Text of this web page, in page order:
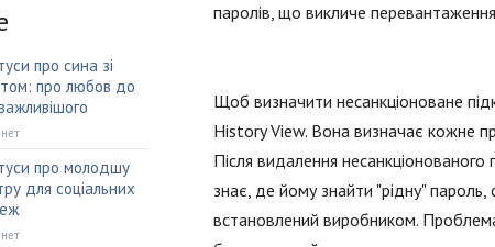
паролів, що викличе
Щоб визначити несанкціоноване
History View. Вона визначає кожне
Після видалення
знає, де йому знайти "рідну"
встановлений виробником.
про сина зі
про любов до
про молодшу
для соціальних